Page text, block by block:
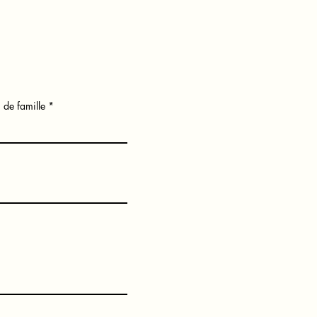
de famille